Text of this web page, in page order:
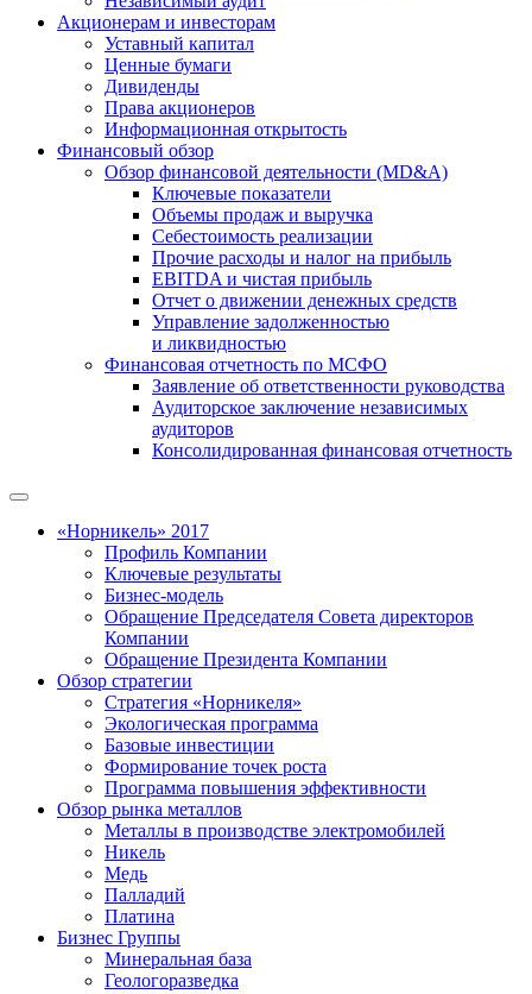
Акционерам и инвесторам
Уставный капитал
Ценные бумаги
Дивиденды
Права акционеров
Информационная открытость
Финансовый обзор
Обзор финансовой деятельности (MD&A)
Ключевые показатели
Объемы продаж и выручка
Себестоимость реализации
Прочие расходы и налог на прибыль
EBITDA и чистая прибыль
Отчет о движении денежных средств
Управление задолженностью
и ликвидностью
Финансовая отчетность по МСФО
Заявление об ответственности руководства
Аудиторское заключение независимых
аудиторов
Консолидированная финансовая отчетность
«Норникель» 2017
Профиль Компании
Ключевые результаты
Бизнес-модель
Обращение Председателя Совета директоров
Компании
Обращение Президента Компании
Обзор стратегии
Стратегия «Норникеля»
Экологическая программа
Базовые инвестиции
Формирование точек роста
Программа повышения эффективности
Обзор рынка металлов
Металлы в производстве электромобилей
Никель
Медь
Палладий
Платина
Бизнес Группы
Минеральная база
Геологоразведка